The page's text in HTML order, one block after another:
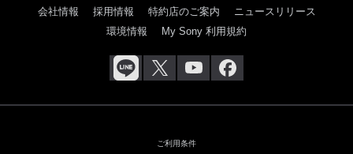
会社情報 採用情報 特約店のご案内
ニュースリリース
環境情報
My Sony 利用規約
ご利用条件